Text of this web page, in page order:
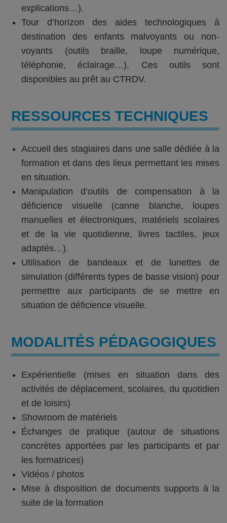
explications…).
Tour d’horizon des aides technologiques à
destination des enfants malvoyants ou non-
voyants (outils braille, loupe numérique,
téléphonie, éclairage…). Ces outils sont
disponibles au prêt au CTRDV.
RESSOURCES TECHNIQUES
Accueil des stagiaires dans une salle dédiée à la
formation et dans des lieux permettant les mises
en situation.
Manipulation d’outils de compensation à la
déficience visuelle (canne blanche, loupes
manuelles et électroniques, matériels scolaires
et de la vie quotidienne, livres tactiles, jeux
adaptés…).
Utilisation de bandeaux et de lunettes de
simulation (différents types de basse vision) pour
permettre aux participants de se mettre en
situation de déficience visuelle.
MODALITÉS PÉDAGOGIQUES
Expérientielle (mises en situation dans des
activités de déplacement, scolaires, du quotidien
et de loisirs)
Showroom de matériels
Échanges de pratique (autour de situations
concrètes apportées par les participants et par
les formatrices)
Vidéos / photos
Mise à disposition de documents supports à la
suite de la formation